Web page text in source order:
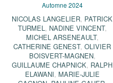
Automne 2024
NICOLAS LANGELIER, PATRICK
TURMEL, NADINE VINCENT,
MICHEL ARSENEAULT,
CATHERINE GENEST,OLIVIER
BOISVERT-MAGNEN,
GUILLAUME CHAPNICK, RALPH
ELAWANI, MARIE-JULIE